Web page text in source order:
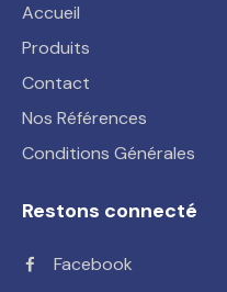
Accueil
Produits
Contact
Nos Références
Conditions Générales
Restons connecté
Facebook